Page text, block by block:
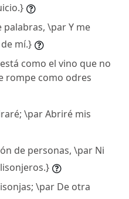
\par Y me
mí.}
como el vino que no
rompe como odres
\par Abriré mis
de personas, \par Ni
\par De otra